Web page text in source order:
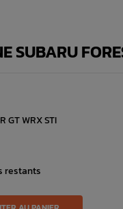
SUBARU
GT WRX STI
restants